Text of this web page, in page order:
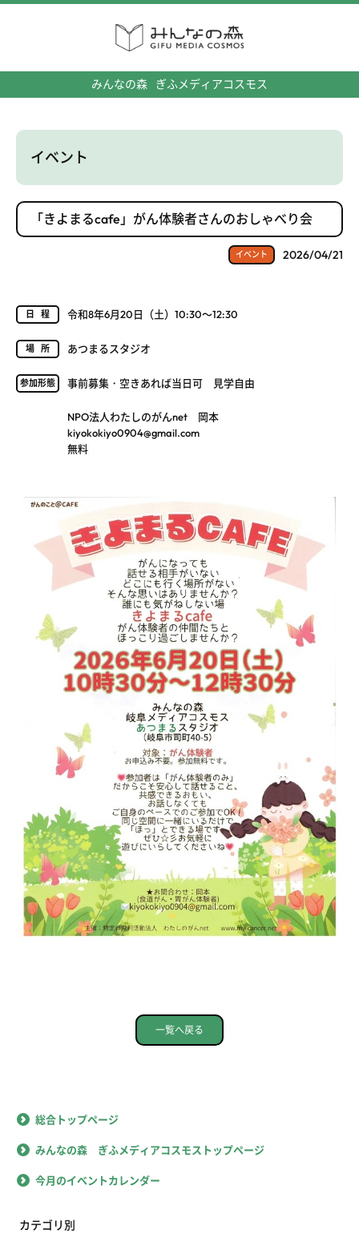
みんなの森 ぎふメディアコスモス
イベント
「きよまるcafe」がん体験者さんのおしゃべり会
イベント 2026/04/21
日程 令和8年6月20日（土）10:30～12:30
場所 あつまるスタジオ
参加形態 事前募集・空きあれば当日可 見学自由
NPO法人わたしのがんnet 岡本
kiyokokiyo0904@gmail.com
無料
一覧へ戻る
総合トップページ
みんなの森 ぎふメディアコスモストップページ
今月のイベントカレンダー
カテゴリ別